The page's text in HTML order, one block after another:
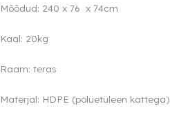
Mõõdud: 240 x 76 x 74cm
Kaal: 20kg
Raam: teras
Materjal: HDPE (polüetüleen kattega)